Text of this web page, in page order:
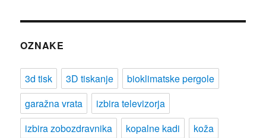
OZNAKE
3d tisk 3D tiskanje
bioklimatske pergole
garažna vrata
izbira televizorja
izbira zobozdravnika
kopalne kadi
koža